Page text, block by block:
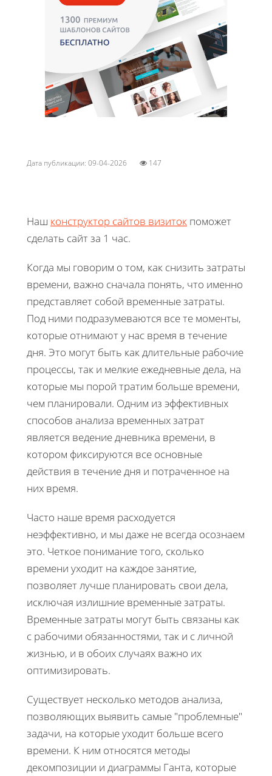
Дата публикации: 09-04-2026 147
Наш конструктор сайтов визиток поможет
сделать сайт за 1 час.
Когда мы говорим о том, как снизить затраты
времени, важно сначала понять, что именно
представляет собой временные затраты.
Под ними подразумеваются все те моменты,
которые отнимают у нас время в течение
дня. Это могут быть как длительные рабочие
процессы, так и мелкие ежедневные дела, на
которые мы порой тратим больше времени,
чем планировали. Одним из эффективных
способов анализа временных затрат
является ведение дневника времени, в
котором фиксируются все основные
действия в течение дня и потраченное на
них время.
Часто наше время расходуется
неэффективно, и мы даже не всегда осознаем
это. Четкое понимание того, сколько
времени уходит на каждое занятие,
позволяет лучше планировать свои дела,
исключая излишние временные затраты.
Временные затраты могут быть связаны как
с рабочими обязанностями, так и с личной
жизнью, и в обоих случаях важно их
оптимизировать.
Существует несколько методов анализа,
позволяющих выявить самые "проблемные"
задачи, на которые уходит больше всего
времени. К ним относятся методы
декомпозиции и диаграммы Ганта, которые